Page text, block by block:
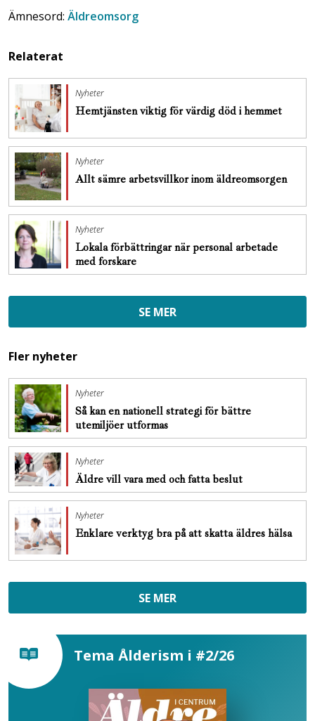
Ämnesord: Äldreomsorg
Relaterat
Nyheter
Hemtjänsten viktig för värdig död i hemmet
Nyheter
Allt sämre arbetsvillkor inom äldreomsorgen
Nyheter
Lokala förbättringar när personal arbetade
med forskare
SE MER
Fler nyheter
Nyheter
Så kan en nationell strategi för bättre
utemiljöer utformas
Nyheter
Äldre vill vara med och fatta beslut
Nyheter
Enklare verktyg bra på att skatta äldres hälsa
SE MER
Tema Ålderism i #2/26